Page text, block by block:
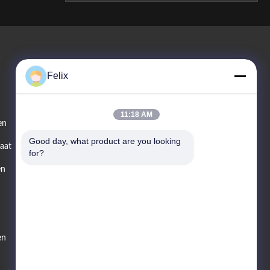
Neem Contact Met Ons Op
Felix
11:18 AM
Good day, what product are you looking
for?